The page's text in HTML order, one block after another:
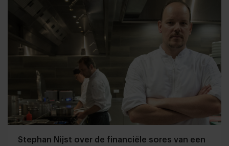
Stephan Nijst over de financiële sores van een